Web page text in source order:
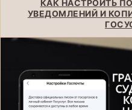
КАК НАСТРОИТЬ
УВЕДОМЛЕНИЙ И